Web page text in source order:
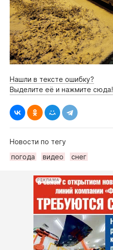
Нашли в тексте ошибку?
Выделите её и нажмите сюда!
Новости по тегу
погода
видео снег
РЕКЛАМА